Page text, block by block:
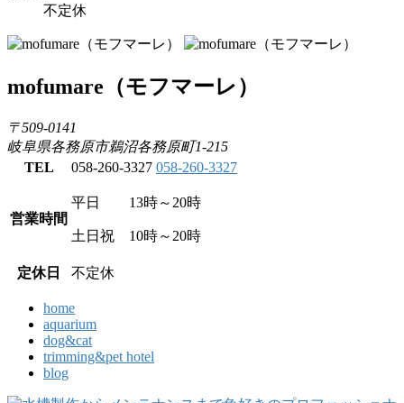
不定休
mofumare （モフマーレ）
〒509-0141
岐阜県各務原市鵜沼各務原町1-215
TEL
058-260-3327 058-260-3327
営業時間
平日 13時～20時
土日祝 10時～20時
定休日 不定休
home
aquarium
dog&cat
trimming&pet hotel
blog